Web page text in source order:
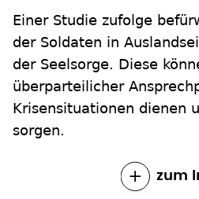
Einer Studie zufolge
der Soldaten in
der Seelsorge. Diese
überparteilicher
Krisensituationen dienen
sorgen.
zum